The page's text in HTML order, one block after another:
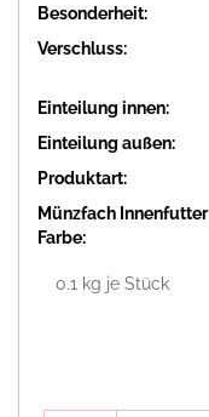
Besonderheit:
Verschluss:
Einteilung innen:
Einteilung außen:
Produktart:
Münzfach Innenfutter
Farbe:
0.1 kg je Stück